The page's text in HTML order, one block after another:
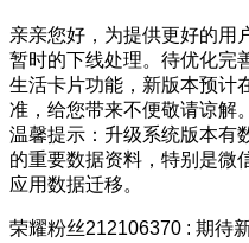
亲亲您好，为提供更好的用
暂时的下线处理。待优化完
生活卡片功能，新版本预计
准，给您带来不便敬请谅解。
温馨提示：升级系统版本有
的重要数据资料，特别是微
应用数据迁移。
荣耀粉丝212106370 : 期待